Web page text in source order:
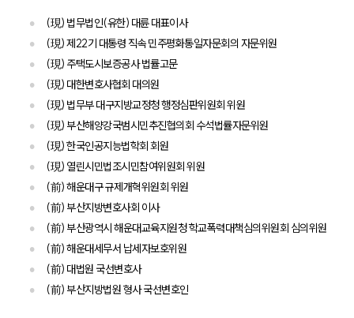
대륜소개
대륜의 강점
오시는 길
글로벌 파트너 로펌
고객의 소리
통합검색
AI대륜
업무사례
(現) 법무법인(유한) 대륜 대표이사
(現) 제22기 대통령 직속 민주평화통일자문회의 자문위원
(現) 주택도시보증공사 법률고문
(現) 대한변호사협회 대의원
(現) 법무부 대구지방교정청 행정심판위원회 위원
(現) 부산해양강국범시민추진협의회 수석법률자문위원
(現) 한국인공지능법학회 회원
(現) 열린시민법조시민참여위원회 위원
(前) 해운대구 규제개혁위원회 위원
(前) 부산지방변호사회 이사
(前) 부산광역시 해운대교육지원청 학교폭력대책심의위원회 심의위원
(前) 해운대세무서 납세자보호위원
(前) 대법원 국선변호사
(前) 부산지방법원 형사 국선변호인